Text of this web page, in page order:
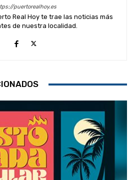
puertorealhoy.es
Real Hoy te trae las noticias más
de nuestra localidad.